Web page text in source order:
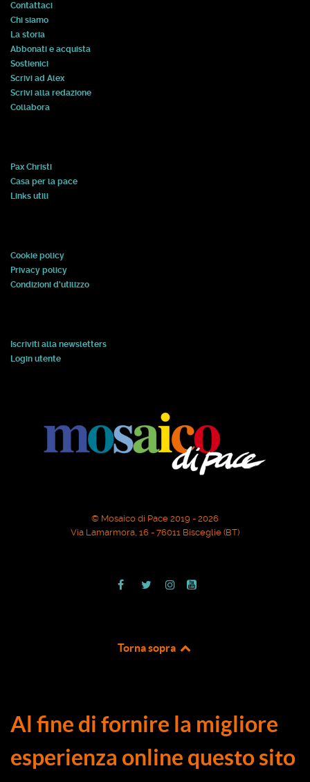
Contattaci
Chi siamo
La storia
Abbonati e acquista
Sostienici
Scrivi ad Alex
Scrivi alla redazione
Collabora
Pax Christi
Casa per la pace
Links utili
Cookie policy
Privacy policy
Condizioni d'utilizzo
Iscriviti alla newsletters
Login utente
© Mosaico di Pace 2019 - 2026
Via Lamarmora, 16 - 76011 Bisceglie (BT)
Torna sopra
Al fine di fornire la migliore
esperienza online questo sito